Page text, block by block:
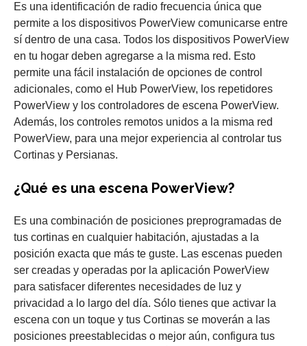
Es una identificación de radio frecuencia única que
permite a los dispositivos PowerView comunicarse entre
sí dentro de una casa. Todos los dispositivos PowerView
en tu hogar deben agregarse a la misma red. Esto
permite una fácil instalación de opciones de control
adicionales, como el Hub PowerView, los repetidores
PowerView y los controladores de escena PowerView.
Además, los controles remotos unidos a la misma red
PowerView, para una mejor experiencia al controlar tus
Cortinas y Persianas.
¿Qué es una escena PowerView?
Es una combinación de posiciones preprogramadas de
tus cortinas en cualquier habitación, ajustadas a la
posición exacta que más te guste. Las escenas pueden
ser creadas y operadas por la aplicación PowerView
para satisfacer diferentes necesidades de luz y
privacidad a lo largo del día. Sólo tienes que activar la
escena con un toque y tus Cortinas se moverán a las
posiciones preestablecidas o mejor aún, configura tus